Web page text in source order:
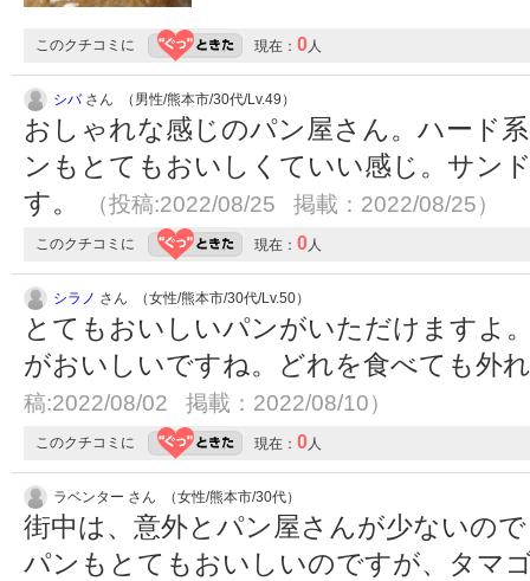
このクチコミに 現在： 0人
シバさん （男性/熊本市/30代/Lv.49）
おしゃれな感じのパン屋さん。ハード
ンもとてもおいしくていい感じ。サン
す。
（投稿:2022/08/25 掲載：2022/08/25）
このクチコミに 現在： 0人
シラノ さん （女性/熊本市/30代/Lv.50）
とてもおいしいパンがいただけますよ
がおいしいですね。どれを食べても外
稿:2022/08/02 掲載：2022/08/10）
このクチコミに 現在： 0人
ラベンター さん （女性/熊本市/30代）
街中は、意外とパン屋さんが少ないの
パンもとてもおいしいのですが、タマ